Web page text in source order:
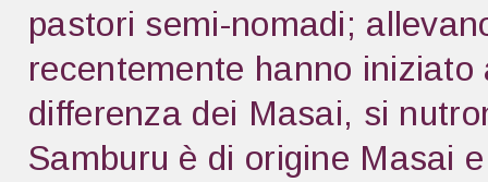
pastori semi-nomadi;
recentemente hanno
differenza dei Masai, si
Samburu è di origine Masai